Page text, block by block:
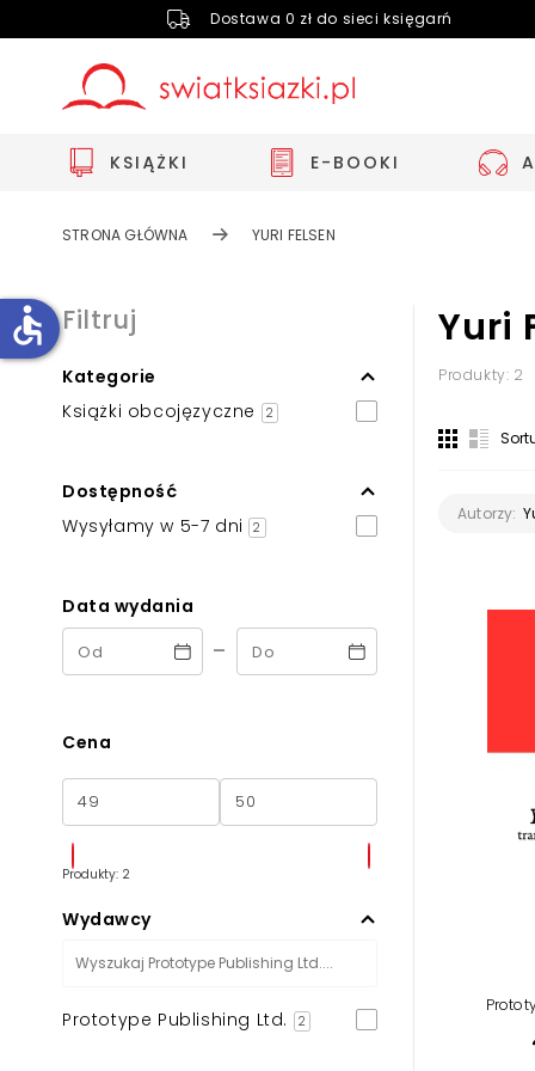
Dostawa 0 zł do sieci księgarń
KSIĄŻKI E-BOOKI
STRONA GŁÓWNA YURI FELSEN
Filtruj
Kategorie
Książki obcojęzyczne
2
Dostępność
Wysyłamy w 5-7 dni 2
Data wydania
-
Cena
Produkty: 2
Wydawcy
Prototype Publishing Ltd. 2
Yuri
Produkty: 2
Autorzy:
accessible
Zwiększ rozmiar czcionki
Zmniejsz rozmiar czcionki
Pomoc w czytaniu
Podkreślenie linków